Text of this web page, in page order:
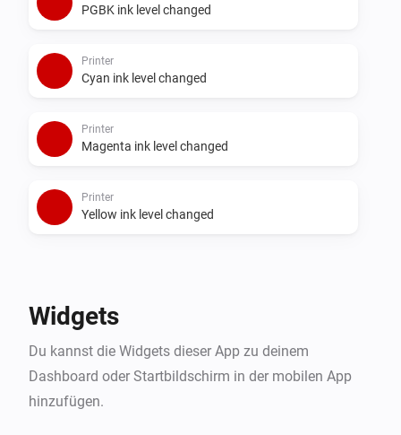
PGBK ink level changed
Printer
Cyan ink level changed
Printer
Magenta ink level changed
Printer
Yellow ink level changed
Widgets
Du kannst die Widgets dieser App zu deinem
Dashboard oder Startbildschirm in der mobilen App
hinzufügen.